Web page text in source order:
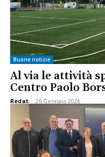
Buone notizie
Al via le attività
Centro Paolo
Redat - 26 Gennaio 2026